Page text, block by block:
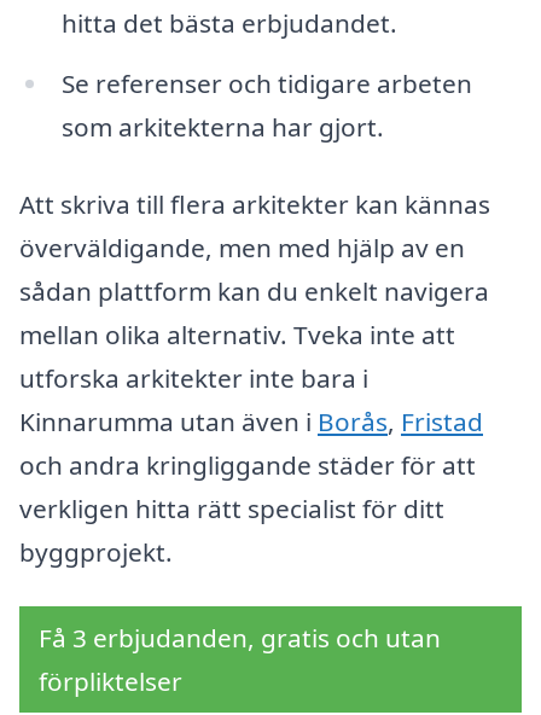
hitta det bästa erbjudandet.
Se referenser och tidigare arbeten
som arkitekterna har gjort.
Att skriva till flera arkitekter kan kännas
överväldigande, men med hjälp av en
sådan plattform kan du enkelt navigera
mellan olika alternativ. Tveka inte att
utforska arkitekter inte bara i
Kinnarumma utan även i Borås, Fristad
och andra kringliggande städer för att
verkligen hitta rätt specialist för ditt
byggprojekt.
Få 3 erbjudanden, gratis och utan
förpliktelser